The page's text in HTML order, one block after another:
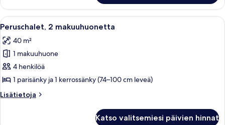
makuuhuonetta
Avaa
kaikki
huonetyypin
Peruschalet,
2
makuuhuonetta
kuvat
Huoneessa on kaksi sänkyä,
5
Peruschalet, 2 makuuhuonetta
40 m²
1 makuuhuone
4 henkilöä
1 parisänky ja 1 kerrossänky (74–100 cm leveä)
Lisätietoja
Lisätietoja
Katso valitsemiesi päivien hinnat